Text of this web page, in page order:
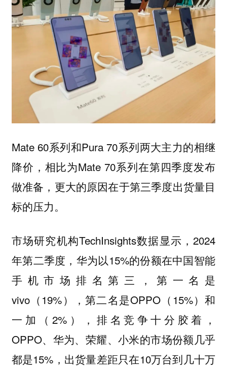
Mate 60系列和Pura 70系列两大主力的相继
降价，相比为Mate 70系列在第四季度发布
做准备，更大的原因在于第三季度出货量目
标的压力。
市场研究机构TechInsights数据显示，2024
年第二季度，华为以15%的份额在中国智能
手机市场排名第三，第一名是
vivo（19%），第二名是OPPO（15%）和
一加（2%），排名竞争十分胶着，
OPPO、华为、荣耀、小米的市场份额几乎
都是15%，出货量差距只在10万台到几十万